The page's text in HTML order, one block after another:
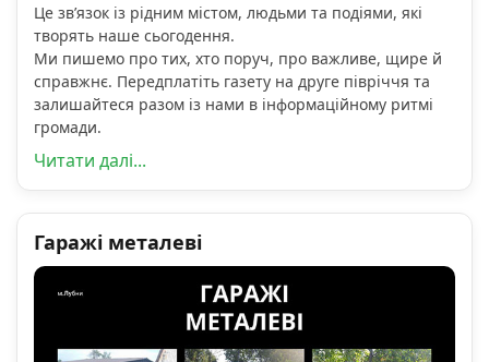
Це зв’язок із рідним містом, людьми та подіями, які
творять наше сьогодення.
Ми пишемо про тих, хто поруч, про важливе, щире й
справжнє. Передплатіть газету на друге півріччя та
залишайтеся разом із нами в інформаційному ритмі
громади.
Читати далі...
Гаражі металеві